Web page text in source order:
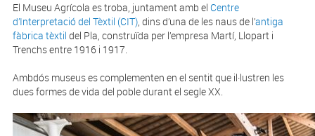
El Museu Agrícola es troba, juntament amb el Centre
d’Interpretació del Tèxtil (CIT), dins d’una de les naus de l’antiga
fàbrica tèxtil del Pla, construïda per l’empresa Martí, Llopart i
Trenchs entre 1916 i 1917.
Ambdós museus es complementen en el sentit que il·lustren les
dues formes de vida del poble durant el segle XX.